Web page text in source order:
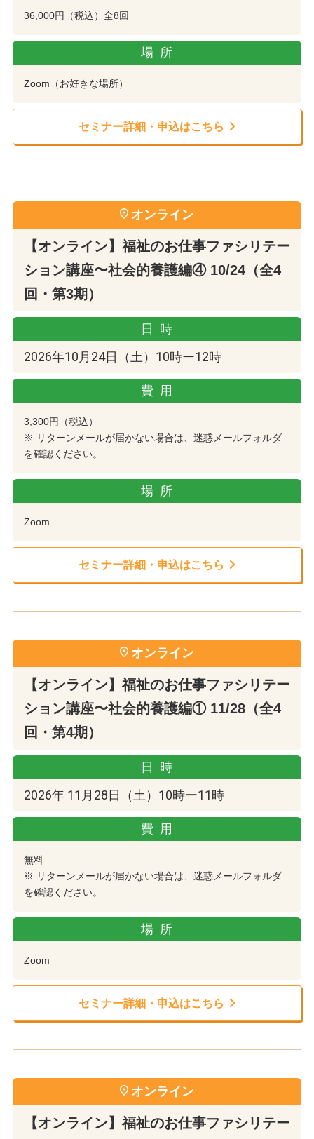
36,000円（税込）全8回
場所
Zoom（お好きな場所）
セミナー詳細・申込はこちら
オンライン
【オンライン】福祉のお仕事ファシリテー
ション講座〜社会的養護編④ 10/24（全4
回・第3期）
日時
2026年10月24日（土）10時ー12時
費用
3,300円（税込）
※ リターンメールが届かない場合は、迷惑メールフォルダ
を確認ください。
場所
Zoom
セミナー詳細・申込はこちら
オンライン
【オンライン】福祉のお仕事ファシリテー
ション講座〜社会的養護編① 11/28（全4
回・第4期）
日時
2026年 11月28日（土）10時ー11時
費用
無料
※ リターンメールが届かない場合は、迷惑メールフォルダ
を確認ください。
場所
Zoom
セミナー詳細・申込はこちら
オンライン
【オンライン】福祉のお仕事ファシリテー